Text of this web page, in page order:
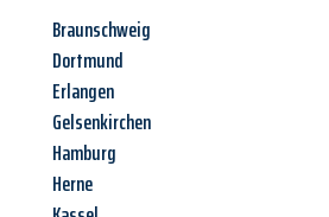
Braunschweig
Dortmund
Erlangen
Gelsenkirchen
Hamburg
Herne